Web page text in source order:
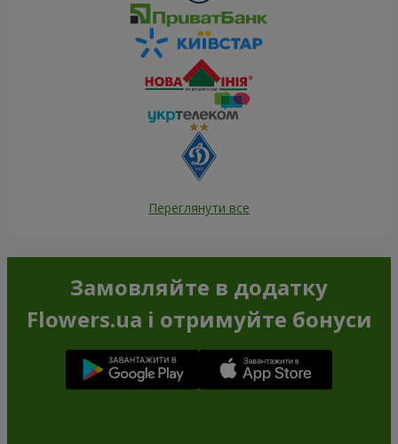
Переглянути все
Замовляйте в додатку
Flowers.ua і отримуйте бонуси